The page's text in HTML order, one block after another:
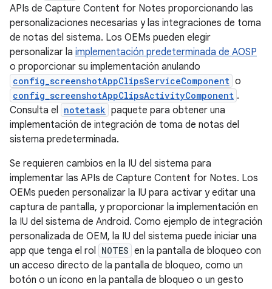
APIs de Capture Content for Notes proporcionando las
personalizaciones necesarias y las integraciones de toma
de notas del sistema. Los OEMs pueden elegir
personalizar la implementación predeterminada de AOSP
o proporcionar su implementación anulando
config_screenshotAppClipsServiceComponent o
config_screenshotAppClipsActivityComponent .
Consulta el notetask paquete para obtener una
implementación de integración de toma de notas del
sistema predeterminada.
Se requieren cambios en la IU del sistema para
implementar las APIs de Capture Content for Notes. Los
OEMs pueden personalizar la IU para activar y editar una
captura de pantalla, y proporcionar la implementación en
la IU del sistema de Android. Como ejemplo de integración
personalizada de OEM, la IU del sistema puede iniciar una
app que tenga el rol NOTES en la pantalla de bloqueo con
un acceso directo de la pantalla de bloqueo, como un
botón o un ícono en la pantalla de bloqueo o un gesto